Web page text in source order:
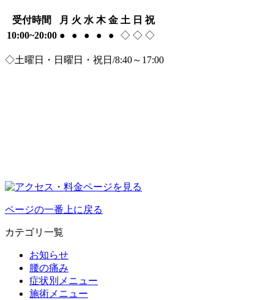
受付時間 月 火 水 木 金 土 日 祝
10:00~20:00 ● ● ● ● ● ◇ ◇ ◇
◇土曜日・日曜日・祝日/8:40～17:00
ページの一番上に戻る
カテゴリ一覧
お知らせ
腰の痛み
症状別メニュー
施術メニュー